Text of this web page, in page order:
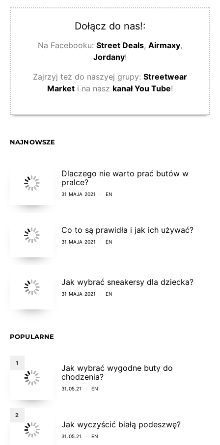
Dołącz do nas!:
Na Facebooku: Street Deals, Airmaxy,
Jordany!
Zajrzyj też do naszyej grupy: Streetwear
Market i na nasz kanał You Tube!
NAJNOWSZE
Dlaczego nie warto prać butów w
pralce?
31 MAJA 2021 EN
Co to są prawidła i jak ich używać?
31 MAJA 2021 EN
Jak wybrać sneakersy dla dziecka?
31 MAJA 2021 EN
POPULARNE
1
Jak wybrać wygodne buty do
chodzenia?
31.05.21 EN
2
Jak wyczyścić białą podeszwę?
31.05.21 EN